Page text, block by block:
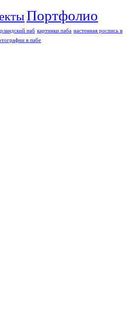
Портфолио
паб картинки паба настенная роспись в
в пабе